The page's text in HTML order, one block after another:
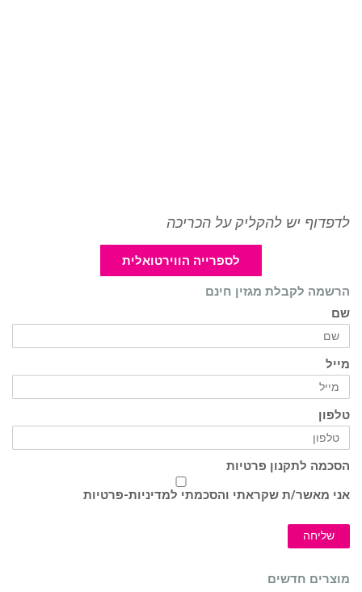
לדפדוף יש להקליק על הכריכה
לספרייה הווירטואלית
הרשמה לקבלת מגזין חינם
שם
מייל
טלפון
הסכמה לתקנון פרטיות
אני מאשר/ת שקראתי והסכמתי למדיניות-פרטיות
שליחה
מוצרים חדשים